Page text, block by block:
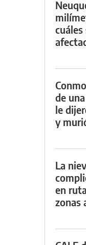
de
le
y
La
en
zonas